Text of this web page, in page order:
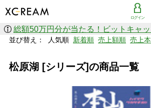
ログイン
並び替え： 人気順 新着順 売上額順 売上
松原湖 [シリーズ]の商品一覧